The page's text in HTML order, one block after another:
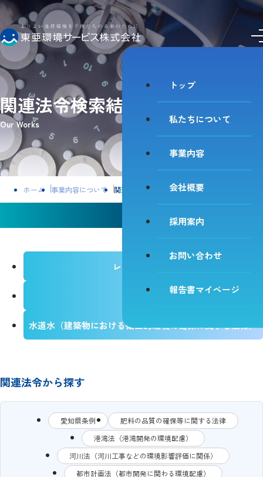
私たちについて
事業内容
会社概要
採用案内
お問い合わせ
トップ
私たちについて
事業内容
会社概要
採用案内
お問い合わせ
報告書マイページ
関連法令検索結果
Our Works
ホーム 事業内容について 関連法令検索結果
関連法令検索結果「建築物衛生法」
レジオネラ属菌
浴槽水
水道水（建築物における衛生的環境の確保に関する法律）
関連法令から探す
愛知県条例
肥料の品質の確保等に関する法律
港湾法（港湾開発の環境配慮）
河川法（河川工事などの環境影響評価に関係）
都市計画法（都市開発に関わる環境配慮）